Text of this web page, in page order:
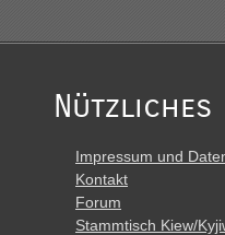
Nützliches
Impressum und
Kontakt
Forum
Stammtisch Kiew/